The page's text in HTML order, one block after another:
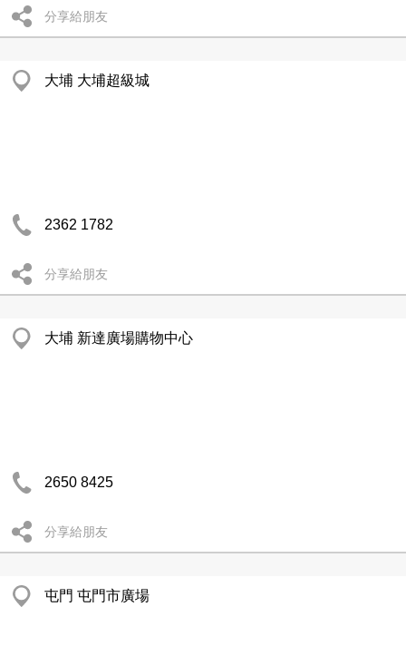
分享給朋友
大埔 大埔超級城
2362 1782
分享給朋友
大埔 新達廣場購物中心
2650 8425
分享給朋友
屯門 屯門市廣場